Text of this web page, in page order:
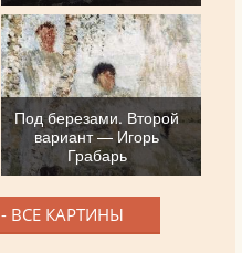
Под березами. Второй
вариант — Игорь
Грабарь
ВСЕ КАРТИНЫ